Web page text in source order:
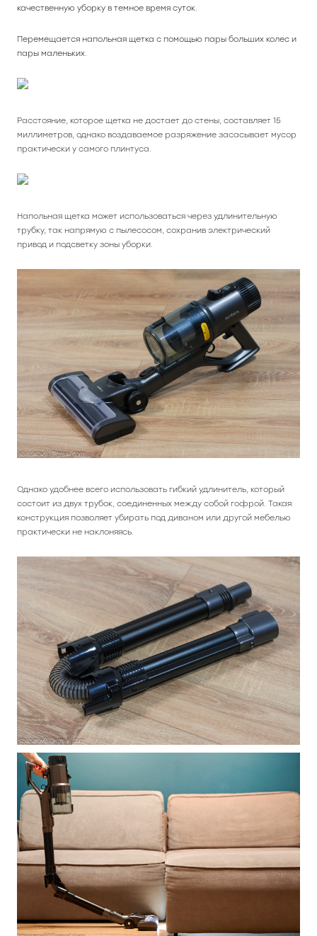
качественную уборку в темное время суток.
Перемещается напольная щетка с помощью пары больших колес и
пары маленьких.
Расстояние, которое щетка не достает до стены, составляет 15
миллиметров, однако воздаваемое разряжение засасывает мусор
практически у самого плинтуса.
Напольная щетка может использоваться через удлинительную
трубку, так напрямую с пылесосом, сохранив электрический
привод и подсветку зоны уборки.
Однако удобнее всего использовать гибкий удлинитель, который
состоит из двух трубок, соединенных между собой гофрой. Такая
конструкция позволяет убирать под диваном или другой мебелью
практически не наклоняясь.